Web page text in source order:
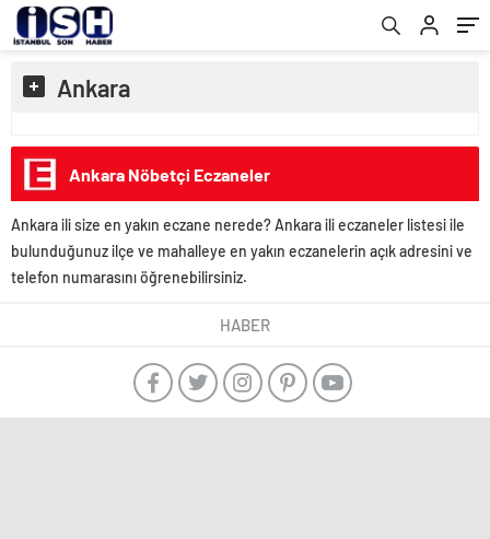
Ankara
Ankara Nöbetçi Eczaneler
Ankara ili size en yakın eczane nerede? Ankara ili eczaneler listesi ile
bulunduğunuz ilçe ve mahalleye en yakın eczanelerin açık adresini ve
telefon numarasını öğrenebilirsiniz.
HABER